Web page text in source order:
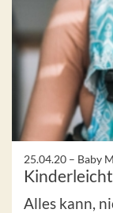
25.04.20 – Baby
Alles kann,